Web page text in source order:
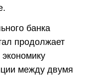
банка
продолжает
между двумя